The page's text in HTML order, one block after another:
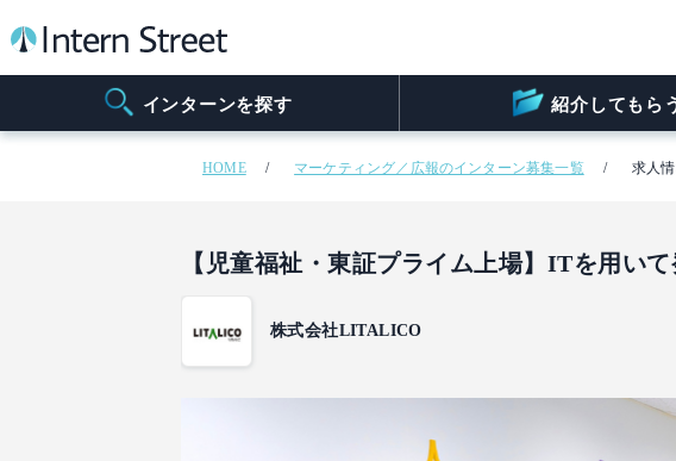
インターンを探す 紹介してもら
HOME マーケティング／広報のインターン募集一覧 求人
【児童福祉・東証プライム上場】ITを用い
株式会社LITALICO